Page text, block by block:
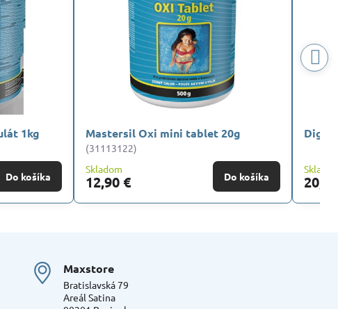
1kg
Do košíka
Mastersil Oxi mini tablet 20g
(31113122)
Skladom
12,90 € Do košíka
Maxstore
Bratislavská 79
Areál Satina